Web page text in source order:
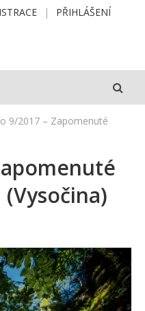
PŘIHLÁŠENÍ
9/2017 – Zapomenuté